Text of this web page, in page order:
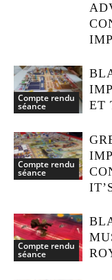
Compte rendu
séance
ET
Compte rendu
séance
Compte rendu
séance